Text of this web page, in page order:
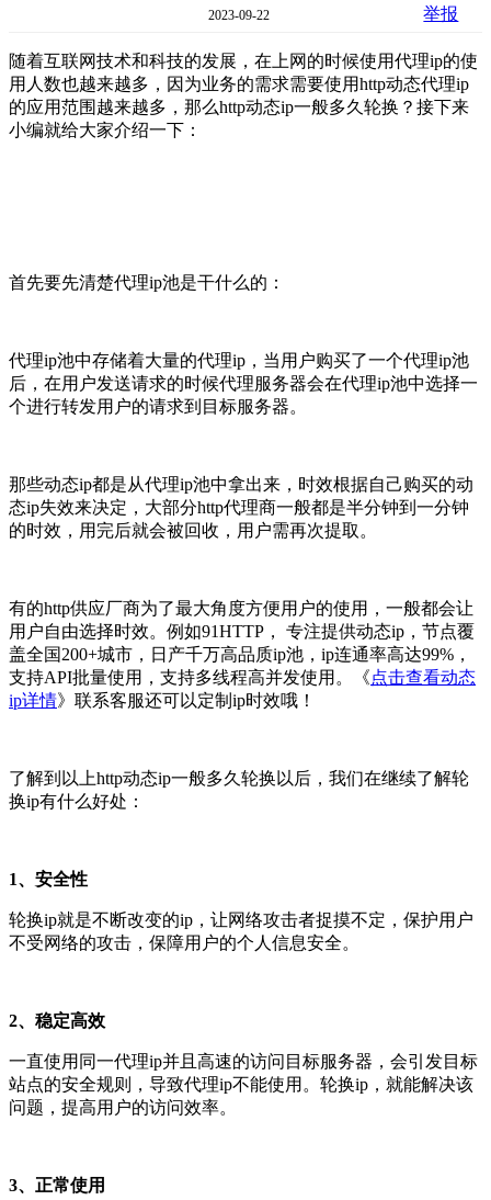
2023-09-22 举报
随着互联网技术和科技的发展，在上网的时候使用代理ip的使
用人数也越来越多，因为业务的需求需要使用http动态代理ip
的应用范围越来越多，那么http动态ip一般多久轮换？接下来
小编就给大家介绍一下：
首先要先清楚代理ip池是干什么的：
代理ip池中存储着大量的代理ip，当用户购买了一个代理ip池
后，在用户发送请求的时候代理服务器会在代理ip池中选择一
个进行转发用户的请求到目标服务器。
那些动态ip都是从代理ip池中拿出来，时效根据自己购买的动
态ip失效来决定，大部分http代理商一般都是半分钟到一分钟
的时效，用完后就会被回收，用户需再次提取。
有的http供应厂商为了最大角度方便用户的使用，一般都会让
用户自由选择时效。例如91HTTP， 专注提供动态ip，节点覆
盖全国200+城市，日产千万高品质ip池，ip连通率高达99%，
支持API批量使用，支持多线程高并发使用。《点击查看动态
ip详情》联系客服还可以定制ip时效哦！
了解到以上http动态ip一般多久轮换以后，我们在继续了解轮
换ip有什么好处：
1、安全性
轮换ip就是不断改变的ip，让网络攻击者捉摸不定，保护用户
不受网络的攻击，保障用户的个人信息安全。
2、稳定高效
一直使用同一代理ip并且高速的访问目标服务器，会引发目标
站点的安全规则，导致代理ip不能使用。轮换ip，就能解决该
问题，提高用户的访问效率。
3、正常使用